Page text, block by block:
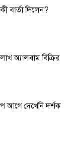
বার্তা দিলেন?
অ্যালবাম বিক্রির
আগে দেখেনি দর্শক